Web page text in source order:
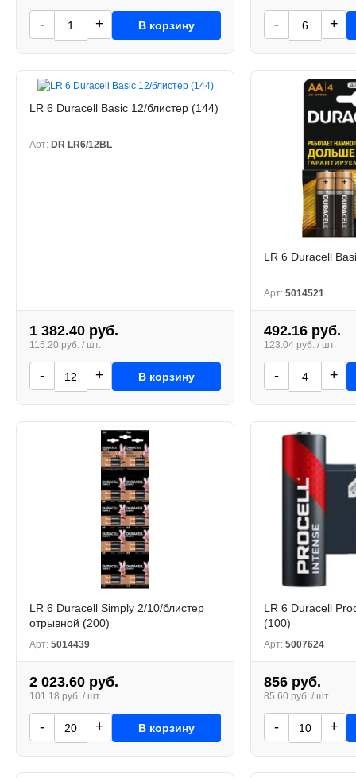
- + В корзину - +
LR 6 Duracell Basic 12/блистер (144)
Арт: DR LR6/12BL
1 382.40 руб.
115.20 руб. / шт.
- + В корзину
LR 6 Duracell
Арт: 5014521
492.16 руб.
123.04 руб. / шт.
- +
LR 6 Duracell Simply 2/10/блистер
отрывной (200)
Арт: 5014439
2 023.60 руб.
101.18 руб. / шт.
- + В корзину
LR 6 Duracell
(100)
Арт: 5007624
856 руб.
85.60 руб. / шт.
- +